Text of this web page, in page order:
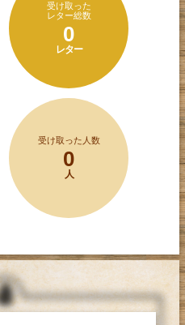
受け取った
レター総数
0
レター
受け取った人数
0
人